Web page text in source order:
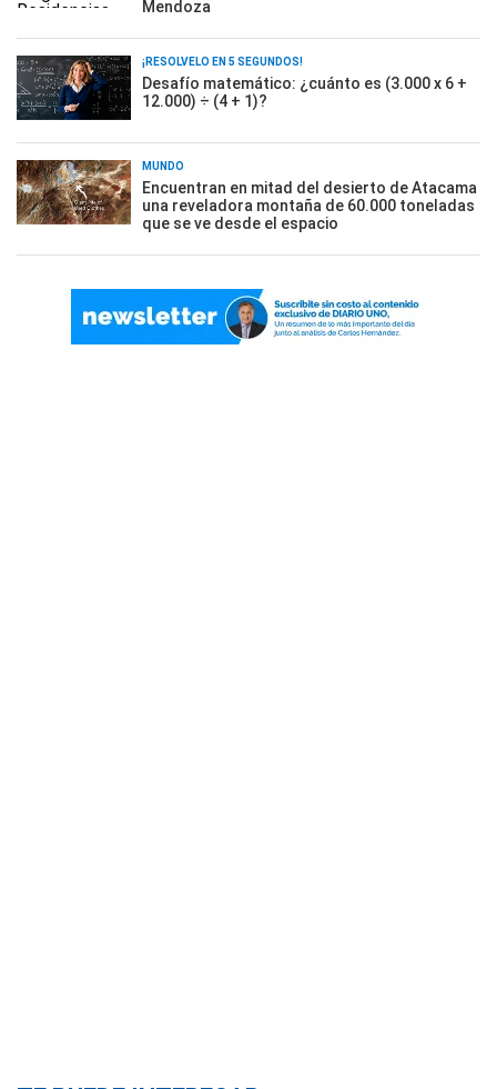
Mendoza
¡RESOLVELO EN 5 SEGUNDOS!
Desafío matemático: ¿cuánto es (3.000 x 6 +
12.000) ÷ (4 + 1)?
MUNDO
Encuentran en mitad del desierto de Atacama
una reveladora montaña de 60.000 toneladas
que se ve desde el espacio